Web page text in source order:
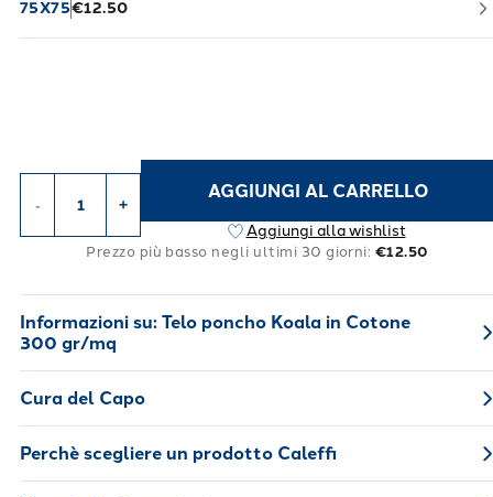
75X75€12.50
- +
AGGIUNGI AL CARRELLO
Aggiungi alla wishlist
Prezzo più basso negli ultimi 30 giorni: €12.50
Informazioni su: Telo poncho Koala in Cotone
300 gr/mq
Cura del Capo
Perchè scegliere un prodotto Caleffi